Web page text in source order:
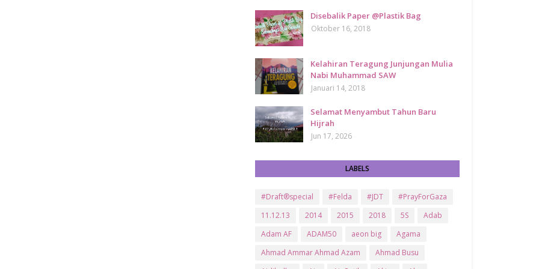
Disebalik Paper @Plastik Bag
Oktober 16, 2018
Kelahiran Teragung Junjungan Mulia
Nabi Muhammad SAW
Januari 14, 2018
Selamat Menyambut Tahun Baru
Hijrah
Jun 17, 2026
LABELS
#Draft®special #Felda #JDT
#PrayForGaza
11.12.13
2014 2015 2018 5S
Adab
Adam AF
ADAM50 aeon big
Agama
Ahmad Ammar Ahmad Azam
Ahmad Busu